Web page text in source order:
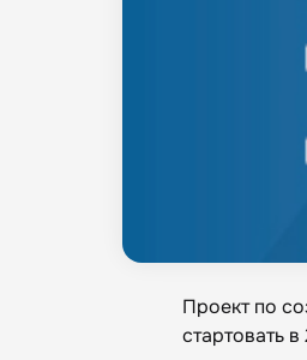
Проект по
стартовать